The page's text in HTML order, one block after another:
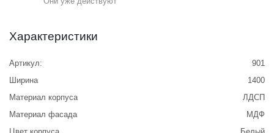
Характеристики
Артикул:
901
Ширина
1400
Материал корпуса
ЛДСП
Материал фасада
МДФ